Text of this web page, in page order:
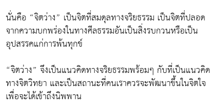
นั่นคือ “จิตว่าง” เป็นจิตที่สมดุลทางจริยธรรม เป็นจิตที่ปลอด
จากความบกพร่องในทางศีลธรรมอันเป็นสิ่งรบกวนหรือเป็น
อุปสรรคแก่การพ้นทุกข์
“จิตว่าง” จึงเป็นแนวคิดทางจริยธรรมพร้อมๆ กับที่เป็นแนวคิด
ทางจิตวิทยา และเป็นสถานะที่คนเราควรจะพัฒนาขึ้นในจิตใจ
เพื่อจะได้เข้าถึงนิพพาน